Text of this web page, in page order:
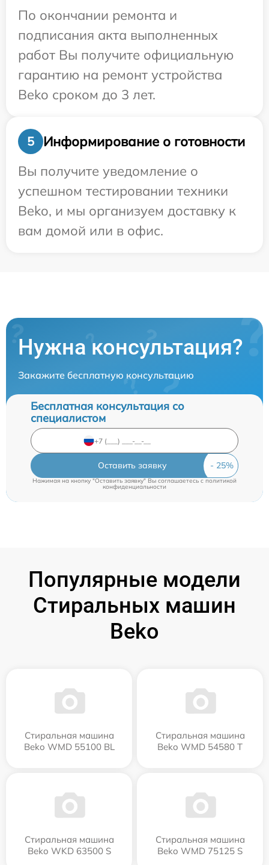
По окончании ремонта и
подписания акта выполненных
работ Вы получите официальную
гарантию на ремонт устройства
Beko сроком до 3 лет.
5
Информирование о готовности
Вы получите уведомление о
успешном тестировании техники
Beko, и мы организуем доставку к
вам домой или в офис.
Нужна консультация?
Закажите бесплатную консультацию
Бесплатная консультация со
специалистом
Оставить заявку
Нажимая на кнопку "Оставить заявку" Вы соглашаетесь cполитикой
конфиденциальности
Популярные модели
Стиральных машин
Beko
Стиральная машина
Beko WMD 55100 BL
Стиральная машина
Beko WMD 54580 T
Стиральная машина
Beko WKD 63500 S
Стиральная машина
Beko WMD 75125 S